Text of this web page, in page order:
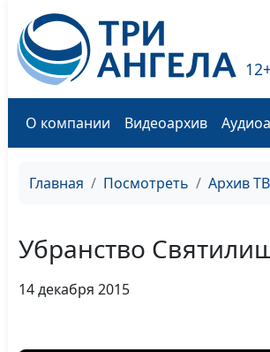
О компании Видеоархив
Главная Посмотреть Архив
Убранство
14 декабря 2015